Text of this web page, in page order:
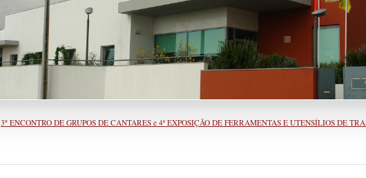
3º ENCONTRO DE GRUPOS DE CANTARES e 4ª EXPOSIÇÃO DE FERRAMENTAS E UTENSÍLIOS DE